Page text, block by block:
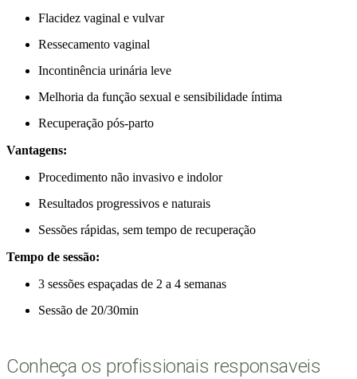
Flacidez vaginal e vulvar
Ressecamento vaginal
Incontinência urinária leve
Melhoria da função sexual e sensibilidade íntima
Recuperação pós-parto
Vantagens:
Procedimento não invasivo e indolor
Resultados progressivos e naturais
Sessões rápidas, sem tempo de recuperação
Tempo de sessão:
3 sessões espaçadas de 2 a 4 semanas
Sessão de 20/30min
Conheça os profissionais responsaveis